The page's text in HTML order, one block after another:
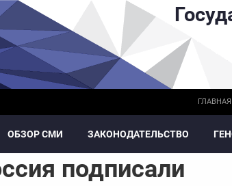
ГЛАВНАЯ
ОБЗОР СМИ ЗАКОНОДАТЕЛЬСТВО
подписали